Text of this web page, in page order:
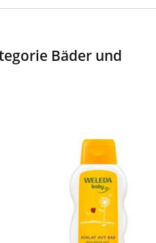
Bäder und